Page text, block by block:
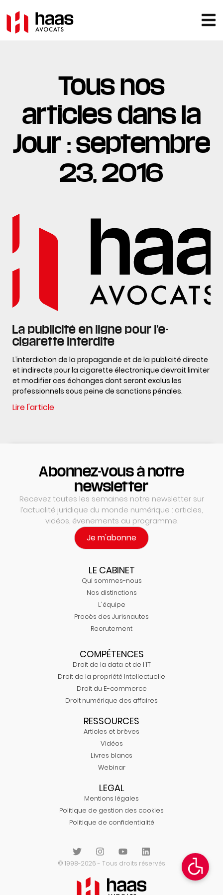
Tous nos
articles dans la
Jour : septembre
23, 2016
La publicité en ligne pour l’e-
cigarette interdite
L’interdiction de la propagande et de la publicité directe
et indirecte pour la cigarette électronique devrait limiter
et modifier ces échanges dont seront exclus les
professionnels sous peine de sanctions pénales.
Lire l'article
Abonnez-vous à notre
newsletter
Recevez toutes les semaines notre newsletter sur
l’actualité juridique du monde numérique : articles,
vidéos, évenements au programme.
Je m'abonne
LE CABINET
Qui sommes-nous
Nos distinctions
L'équipe
Procès des Jurisnautes
Recrutement
COMPÉTENCES
Droit de la data et de l'IT
Droit de la propriété Intellectuelle
Droit du E-commerce
Droit numérique des affaires
RESSOURCES
Articles et brèves
Vidéos
Livres blancs
Webinar
LEGAL
Mentions légales
Politique de gestion des cookies
Politique de confidentialité
© 1998-2026 - Tous droits réservés